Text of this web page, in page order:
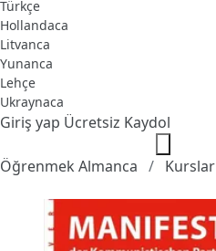
Türkçe
Hollandaca
Litvanca
Yunanca
Lehçe
Ukraynaca
Giriş yap Ücretsiz Kaydol
Öğrenmek Almanca Kurslar